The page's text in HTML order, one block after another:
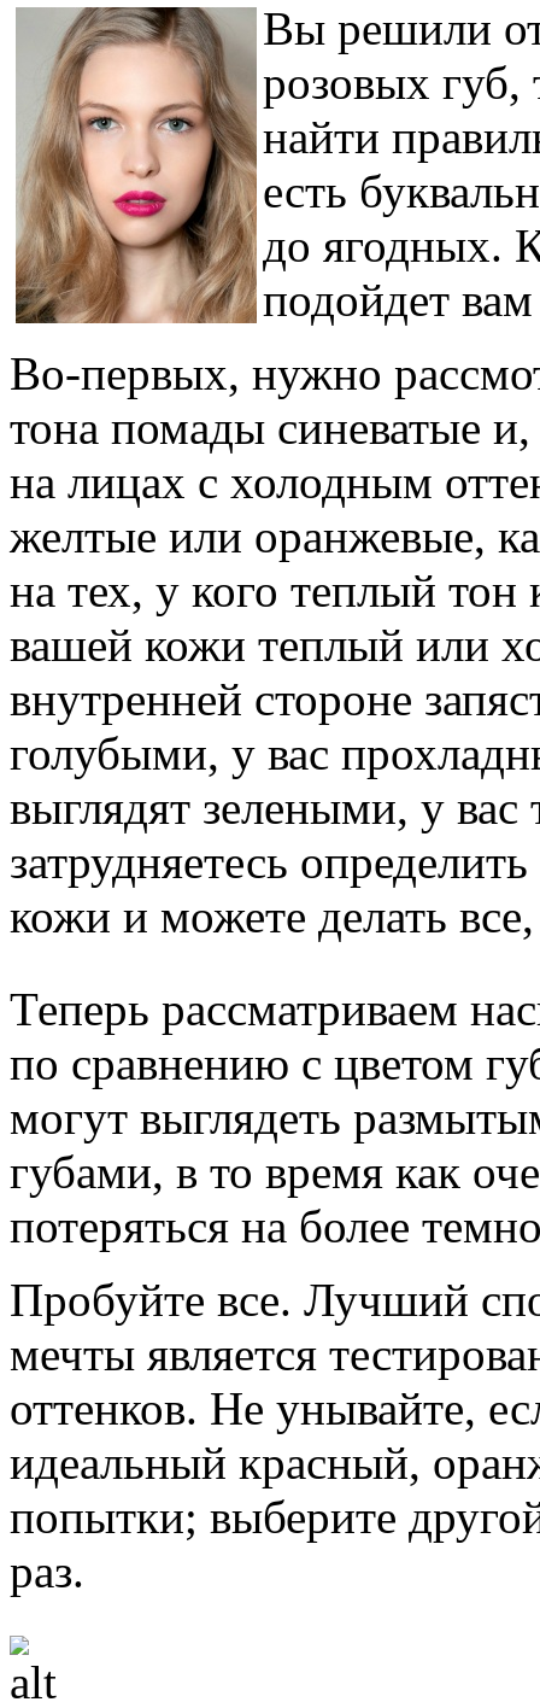
Вы решили
розовых
найти
есть
до ягодных.
подойдет
Во-первых, нужно
тона помады синеватые
на лицах с холодным
желтые или оранжевые,
на тех, у кого теплый тон
вашей кожи теплый или
внутренней стороне
голубыми, у вас
выглядят зелеными, у
затрудняетесь
кожи и можете делать
Теперь рассматриваем
по сравнению с цветом
могут выглядеть
губами, в то время как
потеряться на более
Пробуйте все. Лучший
мечты является
оттенков. Не унывайте,
идеальный красный,
попытки; выберите
раз.